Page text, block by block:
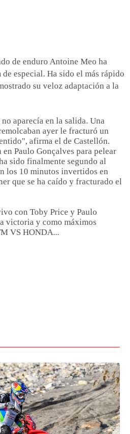
de enduro Antoine Meo ha
especial. Ha sido el más rápido
su veloz adaptación a la
aparecía en la salida. Una
ayer le fracturó un
afirma el de Castellón.
Paulo Gonçalves para pelear
sido finalmente segundo al
los 10 minutos invertidos en
que se ha caído y fracturado el
con Toby Price y Paulo
victoria y como máximos
VS HONDA...